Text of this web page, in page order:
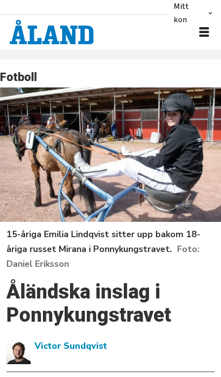
Mitt
konto
Fotboll
15-åriga Emilia Lindqvist sitter upp bakom 18-
åriga russet Mirana i Ponnykungstravet.
Daniel Eriksson
Åländska inslag i
Ponnykungstravet
Victor Sundqvist